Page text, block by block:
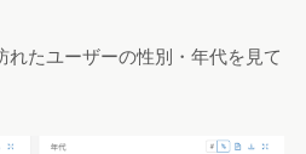
たユーザーの性別・年代を見て